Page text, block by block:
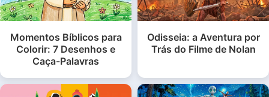
Momentos Bíblicos para
Colorir: 7 Desenhos e
Caça-Palavras
Odisseia: a Aventura por
Trás do Filme de Nolan